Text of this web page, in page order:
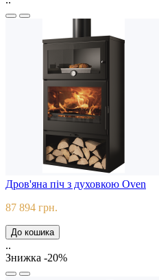
Дров'яна піч з духовкою Oven
87 894 грн.
До кошика
..
Знижка -20%